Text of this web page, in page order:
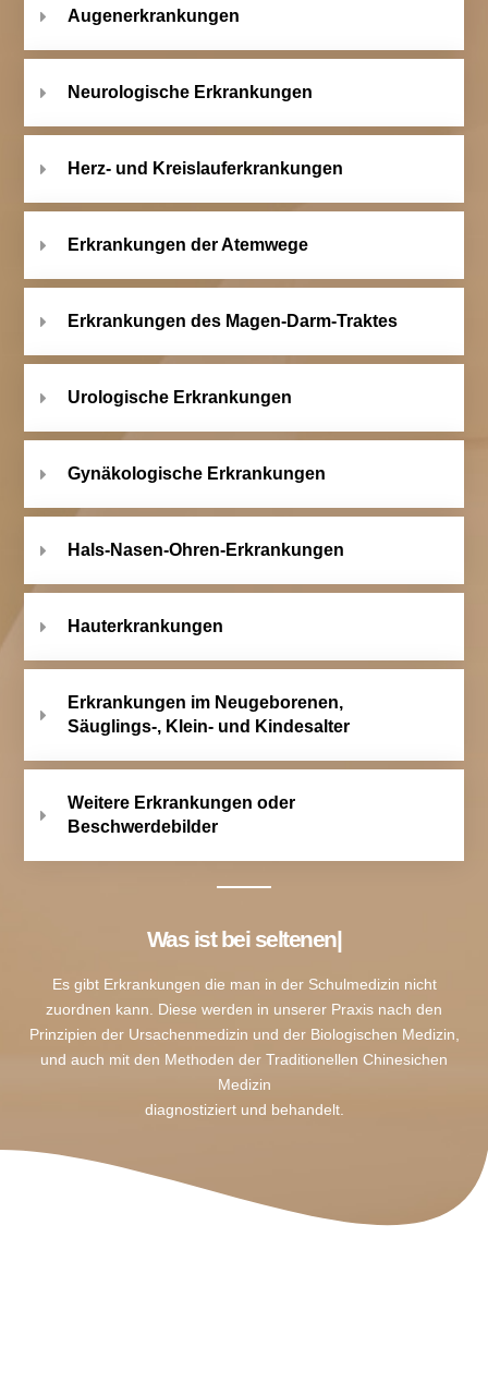
Augenerkrankungen
Neurologische Erkrankungen
Herz- und Kreislauferkrankungen
Erkrankungen der Atemwege
Erkrankungen des Magen-Darm-Traktes
Urologische Erkrankungen
Gynäkologische Erkrankungen
Hals-Nasen-Ohren-Erkrankungen
Hauterkrankungen
Erkrankungen im Neugeborenen,
Säuglings-, Klein- und Kindesalter
Weitere Erkrankungen oder
Beschwerdebilder
Was ist bei seltenen Er
Es gibt Erkrankungen die man in der Schulmedizin nicht
zuordnen kann. Diese werden in unserer Praxis nach den
Prinzipien der Ursachenmedizin und der Biologischen Medizin,
und auch mit den Methoden der Traditionellen Chinesichen
Medizin
diagnostiziert und behandelt.